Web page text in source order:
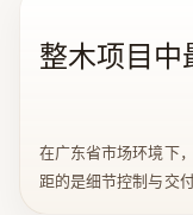
整木项目
在广东省市场环境下
距的是细节控制与交付